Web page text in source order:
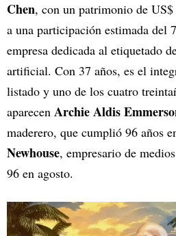
Chen, con un patrimonio de
a una participación estimada del
empresa dedicada al etiquetado
artificial. Con 37 años, es el
listado y uno de los cuatro
aparecen Archie Aldis
maderero, que cumplió 96 años
Newhouse, empresario de
96 en agosto.